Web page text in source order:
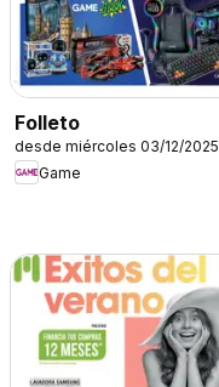
Folleto
desde miércoles 03/12/2025
Game